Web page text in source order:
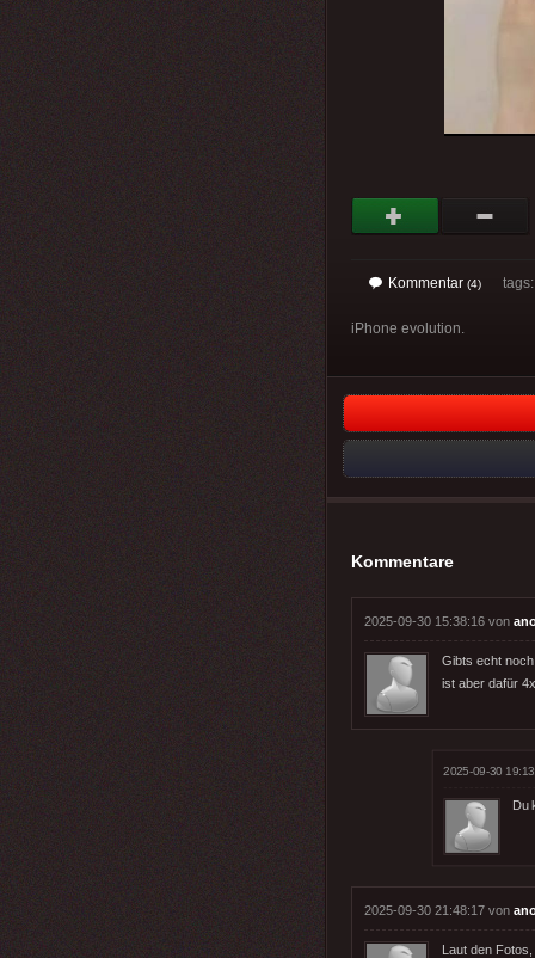
Kommentar (4)
iPhone evolution.
Kommentare
2025-09-30 15:38:16 von
Gibts echt
ist aber dafür
2025-09-30
Du
2025-09-30 21:48:17 von
Laut den